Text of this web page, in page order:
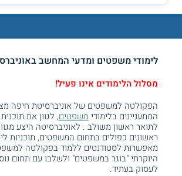
לימודי משפטים ומדעי המחשב
מסלול הלימודים אינו פעיל!
הפקולטה למשפטים של אוניברסיטת חיפה
המתעניינים בלימודי משפטים, לגוון את
לתואר ראשון משולב . לאוניברסיטה היצע
ראשונים כפולים בתחום המשפטים, תוכניות
מאפשרות לסטודנטים ללמוד בפקולטה
היוקרתי "בוגר במשפטים" ולשלבו עם תחום
לעסוק בעתיד.